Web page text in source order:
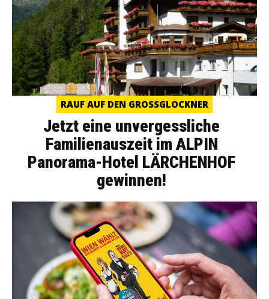
RAUF AUF DEN GROSSGLOCKNER
Jetzt eine unvergessliche
Familienauszeit im ALPIN
Panorama-Hotel LÄRCHENHOF
gewinnen!